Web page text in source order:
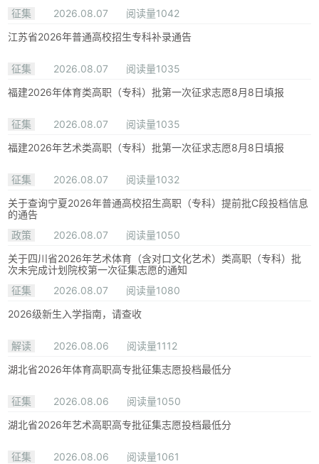
征集
2026.08.07
阅读量1042
江苏省2026年普通高校招生专科补录通告
征集 2026.08.07
阅读量1035
福建2026年体育类高职（专科）批第一次征求志愿8月8日填报
征集 2026.08.07
阅读量1035
福建2026年艺术类高职（专科）批第一次征求志愿8月8日填报
征集 2026.08.07
阅读量1032
关于查询宁夏2026年普通高校招生高职（专科）提前批C段投档信息
的通告
政策
2026.08.07
阅读量1050
关于四川省2026年艺术体育（含对口文化艺术）类高职（专科）批
次未完成计划院校第一次征集志愿的通知
征集
2026.08.07
阅读量1080
2026级新生入学指南，请查收
解读 2026.08.06
阅读量1112
湖北省2026年体育高职高专批征集志愿投档最低分
征集 2026.08.06
阅读量1050
湖北省2026年艺术高职高专批征集志愿投档最低分
征集 2026.08.06
阅读量1061